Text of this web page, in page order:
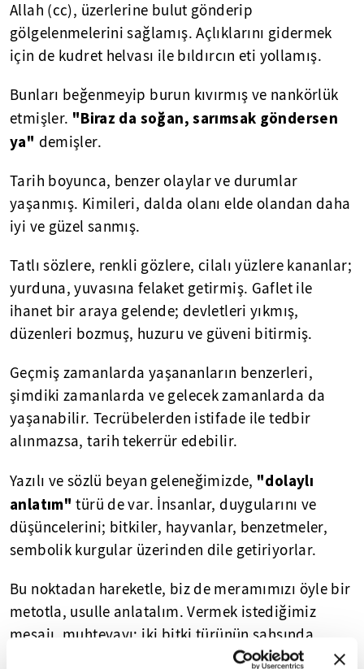
Allah (cc), üzerlerine bulut gönderip
gölgelenmelerini sağlamış. Açlıklarını gidermek
için de kudret helvası ile bıldırcın eti yollamış.
Bunları beğenmeyip burun kıvırmış ve nankörlük
etmişler. "Biraz da soğan, sarımsak göndersen
ya" demişler.
Tarih boyunca, benzer olaylar ve durumlar
yaşanmış. Kimileri, dalda olanı elde olandan daha
iyi ve güzel sanmış.
Tatlı sözlere, renkli gözlere, cilalı yüzlere kananlar;
yurduna, yuvasına felaket getirmiş. Gaflet ile
ihanet bir araya gelende; devletleri yıkmış,
düzenleri bozmuş, huzuru ve güveni bitirmiş.
Geçmiş zamanlarda yaşananların benzerleri,
şimdiki zamanlarda ve gelecek zamanlarda da
yaşanabilir. Tecrübelerden istifade ile tedbir
alınmazsa, tarih tekerrür edebilir.
Yazılı ve sözlü beyan geleneğimizde, "dolaylı
anlatım"türü de var. İnsanlar, duygularını ve
düşüncelerini; bitkiler, hayvanlar, benzetmeler,
sembolik kurgular üzerinden dile getiriyorlar.
Bu noktadan hareketle, biz de meramımızı öyle bir
metotla, usulle anlatalım. Vermek istediğimiz
mesajı, muhtevayı; iki bitki türünün şahsında